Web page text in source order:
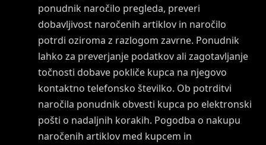
ponudnik naročilo pregleda, preveri
dobavljivost naročenih artiklov in naročilo
potrdi oziroma z razlogom zavrne. Ponudnik
lahko za preverjanje podatkov ali zagotavljanje
točnosti dobave pokliče kupca na njegovo
kontaktno telefonsko številko. Ob potrditvi
naročila ponudnik obvesti kupca po elektronski
pošti o nadaljnih korakih. Pogodba o nakupu
naročenih artiklov med kupcem in